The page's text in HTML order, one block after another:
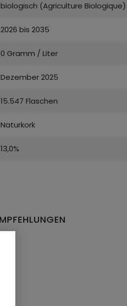
biologisch (Agriculture Biologique)
2026 bis 2035
0 Gramm / Liter
Dezember 2025
15.547 Flaschen
Naturkork
13,0%